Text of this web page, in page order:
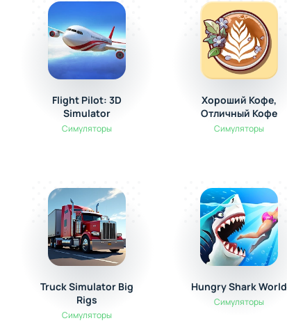
Flight Pilot: 3D
Simulator
Симуляторы
Хороший Кофе,
Отличный Кофе
Симуляторы
Truck Simulator Big
Rigs
Симуляторы
Hungry Shark World
Симуляторы